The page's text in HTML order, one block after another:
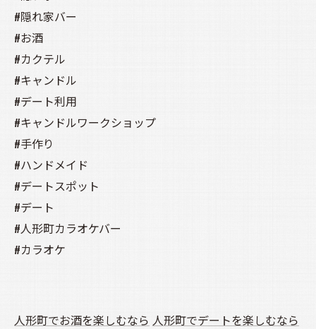
#隠れ家バー
#お酒
#カクテル
#キャンドル
#デート利用
#キャンドルワークショップ
#手作り
#ハンドメイド
#デートスポット
#デート
#人形町カラオケバー
#カラオケ
人形町でお酒を楽しむなら 人形町でデートを楽しむなら